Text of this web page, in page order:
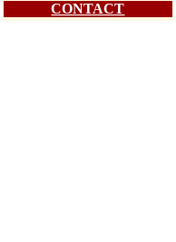
CONTACT